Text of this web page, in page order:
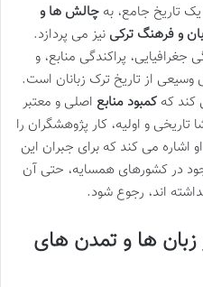
یک تاریخ جامع، به چالش ها و
و فرهنگ ترکی نیز می پردازد.
پراکندگی منابع، و
از تاریخ ترک زبانان است.
کند که کمبود منابع اصلی و معتبر
تاریخی و اولیه، کار پژوهشگران را
اشاره می کند که برای جبران این
در کشورهای همسایه، حتی آن
اند، رجوع شود.
زبان ها و تمدن های